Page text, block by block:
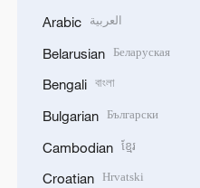
Arabic العربية
Belarusian Беларуская
Bengali বাংলা
Bulgarian Български
Cambodian ខ្មែរ
Croatian Hrvatski